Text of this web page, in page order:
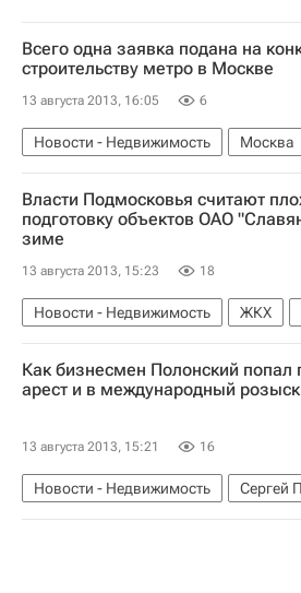
Всего одна заявка подана на
строительству метро в Москве
13 августа 2013, 16:05 6
Новости - Недвижимость
Москва
Строительство метро в Москве
Строительство
Инфраструктура
Власти Подмосковья считают
подготовку объектов ОАО
зиме
13 августа 2013, 15:23 18
Новости - Недвижимость ЖКХ
Московская область (Подмосковье)
Как бизнесмен Полонский попал
арест и в международный розыск
13 августа 2013, 15:21 16
Новости - Недвижимость
Сергей
Следствие
Арест